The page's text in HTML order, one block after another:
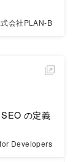
会社PLAN-B
の定義
Developers